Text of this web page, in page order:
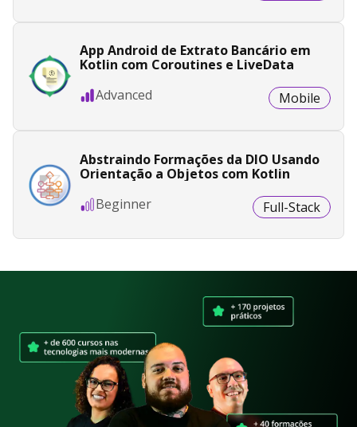
App Android de Extrato Bancário em
Kotlin com Coroutines e LiveData
Advanced
Mobile
Abstraindo Formações da DIO Usando
Orientação a Objetos com Kotlin
Beginner
Full-Stack